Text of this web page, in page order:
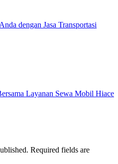
dengan Jasa Transportasi
Layanan Sewa Mobil Hiace
Required fields are